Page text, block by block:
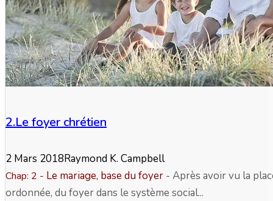
2.Le foyer chrétien
2 Mars 2018Raymond K. Campbell
Chap: 2 - Le mariage, base du foyer - Après avoir vu la
ordonnée, du foyer dans le système social...